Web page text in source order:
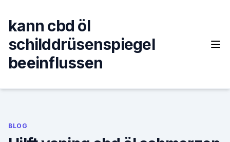
content
kann cbd öl
schilddrüsenspiegel
beeinflussen
BLOG